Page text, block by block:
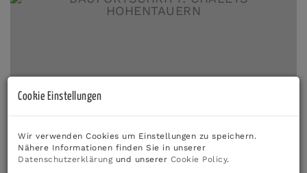
Cookie Einstellungen
Wir verwenden Cookies um Einstellungen zu speichern.
Nähere Informationen finden Sie in unserer
Datenschutzerklärungund unserer Cookie Policy.